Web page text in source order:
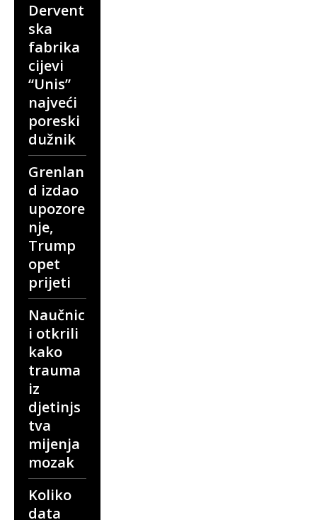
Dervent
ska
fabrika
cijevi
“Unis”
najveći
poreski
dužnik
Grenlan
d izdao
upozore
nje,
Trump
opet
prijeti
Naučnic
i otkrili
kako
trauma
iz
djetinjs
tva
mijenja
mozak
Koliko
data